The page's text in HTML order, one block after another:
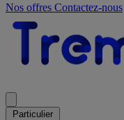
Nos offres Contactez-nous
Particulier